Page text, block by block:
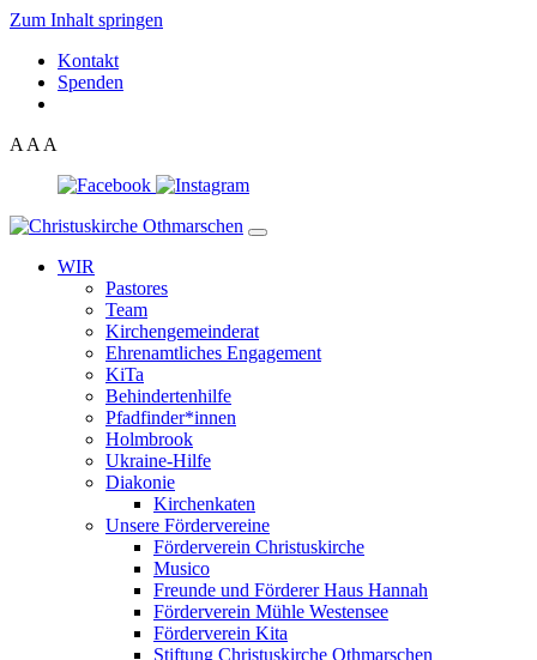
Zum Inhalt springen
Kontakt
Spenden
A A A
WIR
Pastores
Team
Kirchen­gemeinderat
Ehrenamtliches Engagement
KiTa
Behindertenhilfe
Pfadfinder*innen
Holmbrook
Ukraine-Hilfe
Diakonie
Kirchenkaten
Unsere Fördervereine
Förderverein Christuskirche
Musico
Freunde und Förderer Haus Hannah
Förderverein Mühle Westensee
Förderverein Kita
Stiftung Christuskirche Othmarschen